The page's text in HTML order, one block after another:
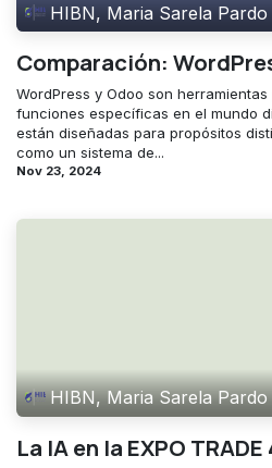
HIBN, Maria Sarela Pardo
Comparación:
WordPress y Odoo son
funciones específicas en el mundo
están diseñadas para propósitos
como un sistema de...
Nov 23, 2024
HIBN, Maria Sarela Pardo
La IA en la EXPO TRADE